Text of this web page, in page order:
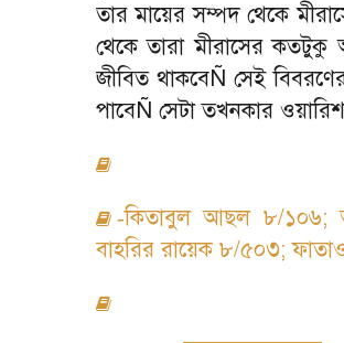
তার মায়ের সম্পদ থেকে
থেকে তারা মীরাসের কতটুকু
জীবিত থাকবেÑ সেই
পাবেÑ সেটা তখনকার
-কিতাবুল আছল ৮/১০৬;
বাহরির রায়েক ৮/৫০৩;